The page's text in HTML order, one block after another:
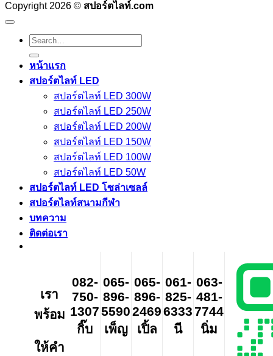
Copyright 2026 © สปอร์ตไลท์.com
Search
for:
หน้าแรก
สปอร์ตไลท์ LED
สปอร์ตไลท์ LED 300W
สปอร์ตไลท์ LED 250W
สปอร์ตไลท์ LED 200W
สปอร์ตไลท์ LED 150W
สปอร์ตไลท์ LED 100W
สปอร์ตไลท์ LED 50W
สปอร์ตไลท์ LED โซล่าเซลล์
สปอร์ตไลท์สนามกีฬา
บทความ
ติดต่อเรา
เรา
พร้อม
ให้คำ
082-
750-
1307
กิ๊บ
065-
896-
5590
เพ็ญ
065-
896-
2469
เปิ้ล
061-
825-
6333
นี
063-
481-
7744
นิ่ม